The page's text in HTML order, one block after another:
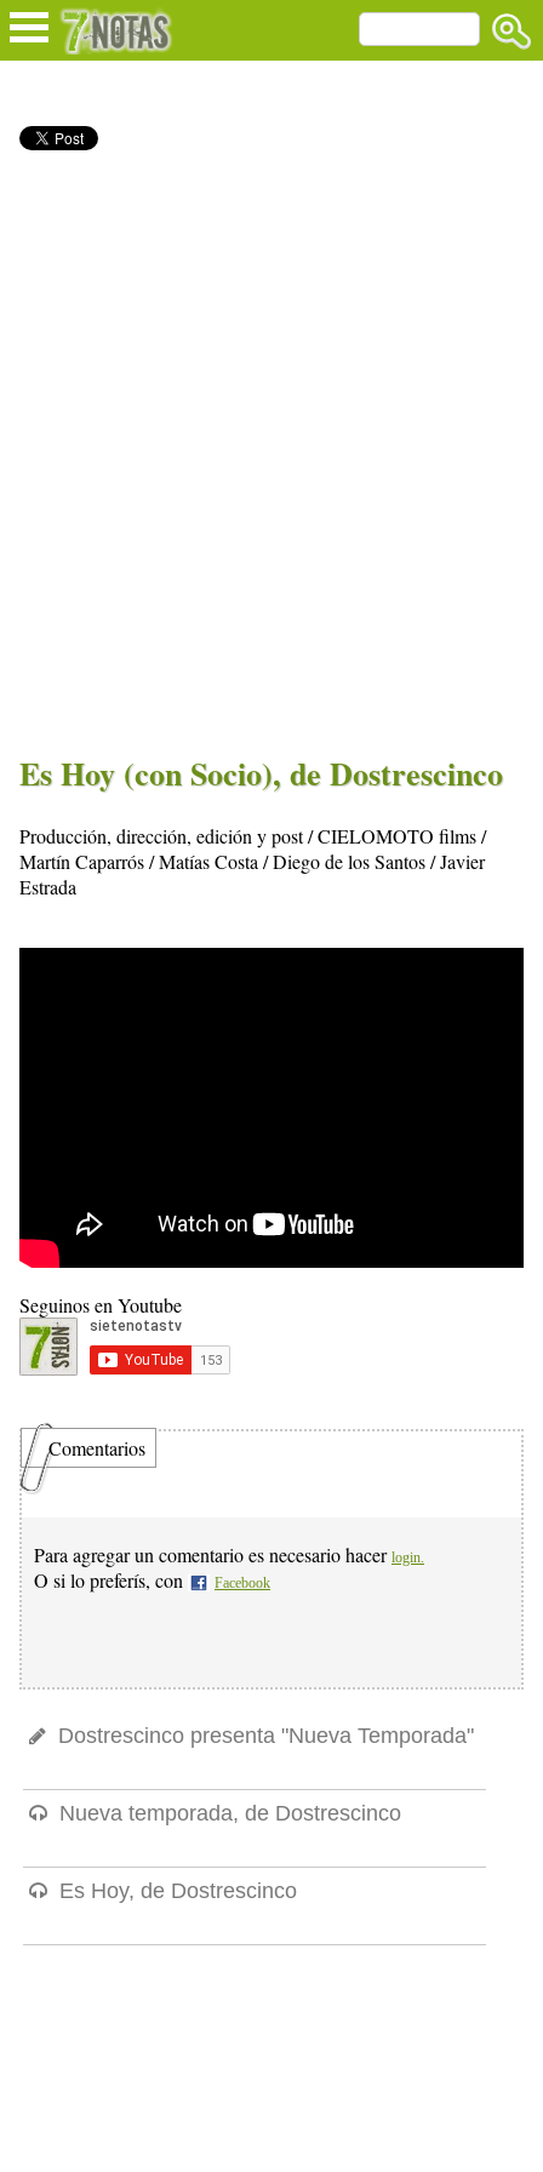
Es Hoy (con Socio), de Dostrescinco
Producción, dirección, edición y post / CIELOMOTO films /
Martín Caparrós / Matías Costa / Diego de los Santos / Javier
Estrada
Seguinos en Youtube
Comentarios
Para agregar un comentario es necesario hacer login.
O si lo preferís, con Facebook
Dostrescinco presenta "Nueva Temporada"
Nueva temporada, de Dostrescinco
Es Hoy, de Dostrescinco